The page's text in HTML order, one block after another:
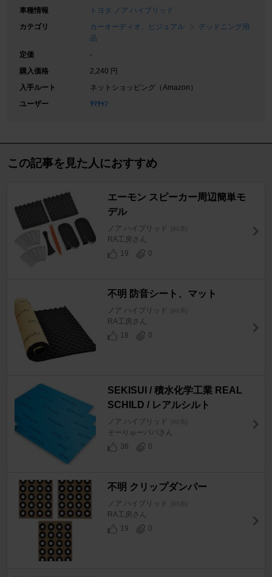
車種情報
トヨタ ノア ハイブリッド
カテゴリ
カーオーディオ、ビジュアル
デッドニング用
品
定価
-
購入価格
2,240 円
入手ルート
ネットショッピング（Amazon）
ユーザー
ﾔﾏﾁｬﾝ
この記事を見た人におすすめ
エーモン スピーカー周辺簡単モ
デル
ノア ハイブリッド [90系]
RA工房さん
19
0
不明 防音シート、マット
ノア ハイブリッド [90系]
RA工房さん
18
0
SEKISUI / 積水化学工業 REAL
SCHILD / レアルシルト
ノア ハイブリッド [90系]
そーりゅーパパさん
36
0
不明 クリップダンパー
ノア ハイブリッド [90系]
RA工房さん
19
0